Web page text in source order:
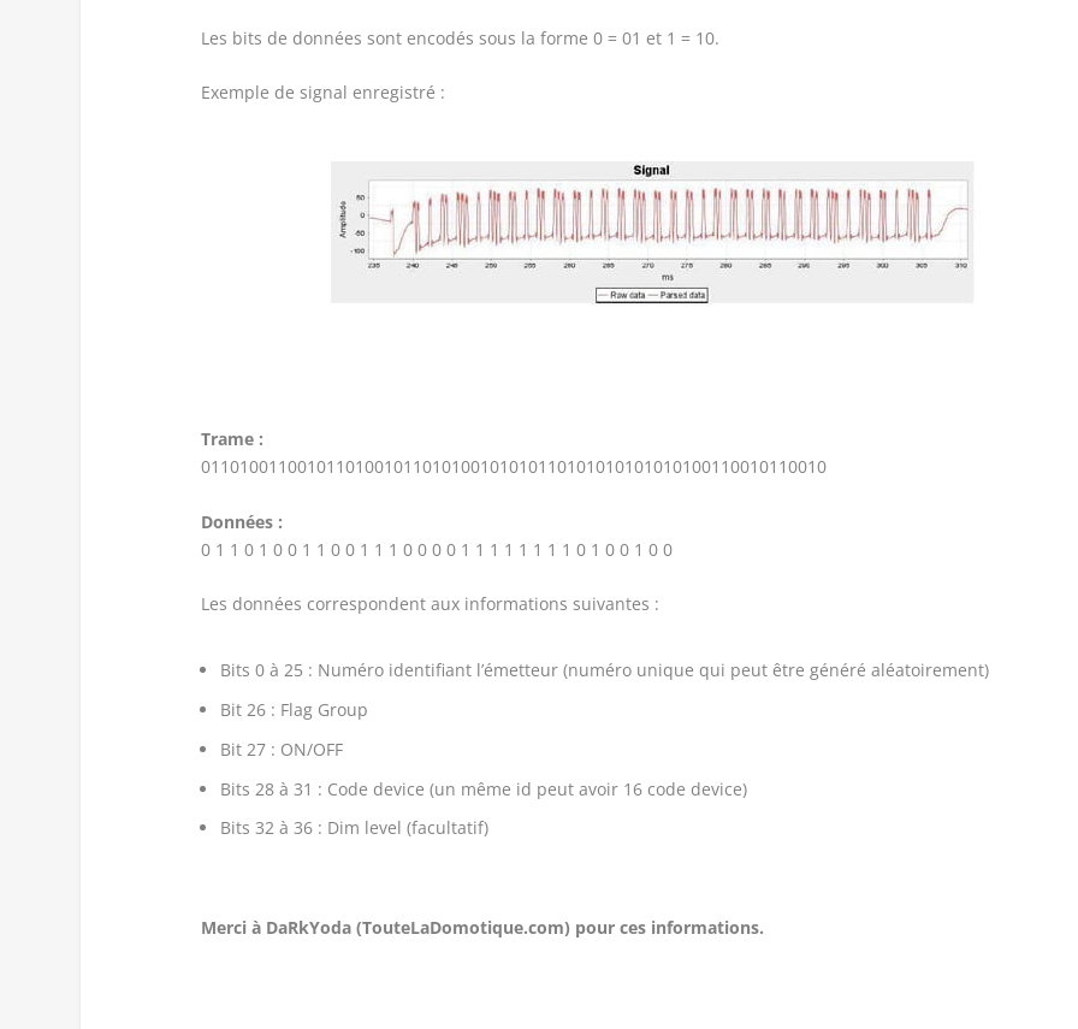
Les bits de données sont encodés sous la forme 0 = 01 et 1 = 10.
Exemple de signal enregistré :
Trame :
01101001100101101001011010100101010110101010101010100110010110010
Données :
0 1 1 0 1 0 0 1 1 0 0 1 1 1 0 0 0 0 1 1 1 1 1 1 1 1 0 1 0 0 1 0 0
Les données correspondent aux informations suivantes :
Bits 0 à 25 : Numéro identifiant l’émetteur (numéro unique qui peut être généré aléatoirement)
Bit 26 : Flag Group
Bit 27 : ON/OFF
Bits 28 à 31 : Code device (un même id peut avoir 16 code device)
Bits 32 à 36 : Dim level (facultatif)
Merci à DaRkYoda (TouteLaDomotique.com) pour ces informations.